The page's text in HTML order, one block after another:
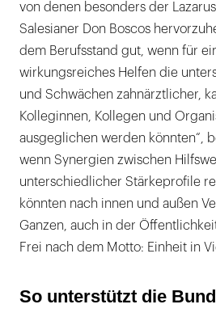
von denen besonders der
Salesianer Don Boscos
dem Berufsstand gut, wenn für
wirkungsreiches Helfen die
und Schwächen zahnärztlicher,
Kolleginnen, Kollegen und
ausgeglichen werden könnten“,
wenn Synergien zwischen
unterschiedlicher Stärkeprofile
könnten nach innen und außen
Ganzen, auch in der
Frei nach dem Motto: Einheit in
So unterstützt die